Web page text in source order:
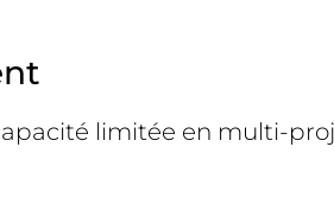
limitée en multi-